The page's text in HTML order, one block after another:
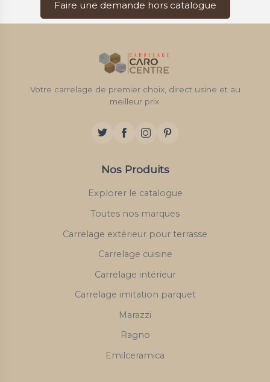
Faire une demande hors catalogue
Votre carrelage de premier choix, direct usine et au
meilleur prix.
Nos Produits
Explorer le catalogue
Toutes nos marques
Carrelage extérieur pour terrasse
Carrelage cuisine
Carrelage intérieur
Carrelage imitation parquet
Marazzi
Ragno
Emilceramica